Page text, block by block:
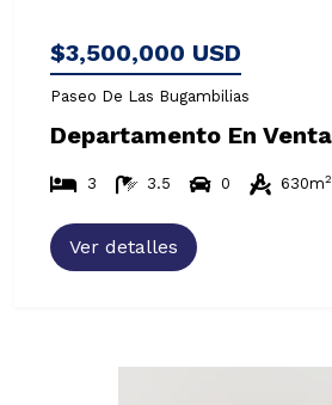
$3,500,000 USD
Paseo De Las Bugambilias
3 3.5 0 630m2
Ver detalles